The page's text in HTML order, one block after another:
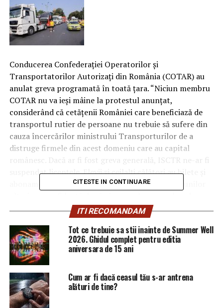
Conducerea Confederaţiei Operatorilor şi
Transportatorilor Autorizaţi din România (COTAR) au
anulat greva programată în toată ţara. “Niciun membru
COTAR nu va ieşi mâine la protestul anunţat,
considerând că cetăţenii României care beneficiază de
transportul rutier de persoane nu trebuie să sufere din
cauza încercărilor ministrului Transporturilor de a
distruge firmele din acest domeniu care au capital
românesc. Dacă ar fi fost greva generală, ISCTR ne-ar fi
suspendat licenţele.Elevii şi ceilalţi călători au bilete şi
abonamente. Decizia referitoare la stabilirea acţiunilor
premierul Viorica Dăncilă”, ne-a declarat Vasile
Ștefănescu, preşedinte COTAR.
Potrivit acestuia, un eventual protest se anunţă înainte
cu 10 zile, „astfel încât să nu deranjăm cetăţenii şi pe cei
care plătesc abonamente şi bilete”. „Oamenii nu vor
înţelege, dacă noi oprim transportul mâine, că există un
ministru care vrea să distrugă transportul de persoane
cu capital românesc”, ne-a precizat Vasile Ștefănescu.
CITESTE IN CONTINUARE
ITI RECOMANDAM
Tot ce trebuie sa stii inainte de Summer Well
2026. Ghidul complet pentru editia
aniversara de 15 ani
Cum ar fi dacă ceasul tău s-ar antrena
alături de tine?